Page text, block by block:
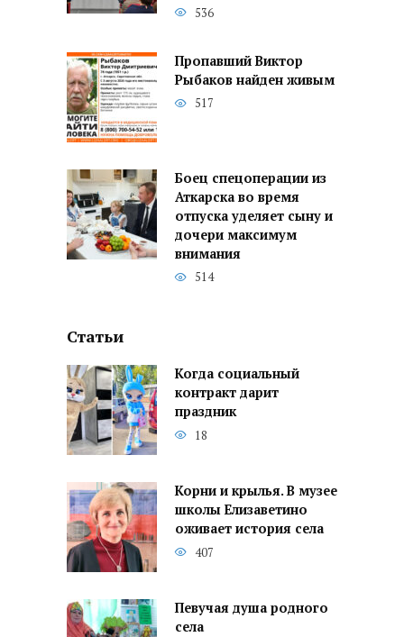
536
Пропавший Виктор
Рыбаков найден живым
517
Боец спецоперации из
Аткарска во время
отпуска уделяет сыну и
дочери максимум
внимания
514
Статьи
Когда социальный
контракт дарит
праздник
18
Корни и крылья. В музее
школы Елизаветино
оживает история села
407
Певучая душа родного
села